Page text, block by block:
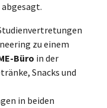
zu einem
Büro in der
Snacks und
in beiden